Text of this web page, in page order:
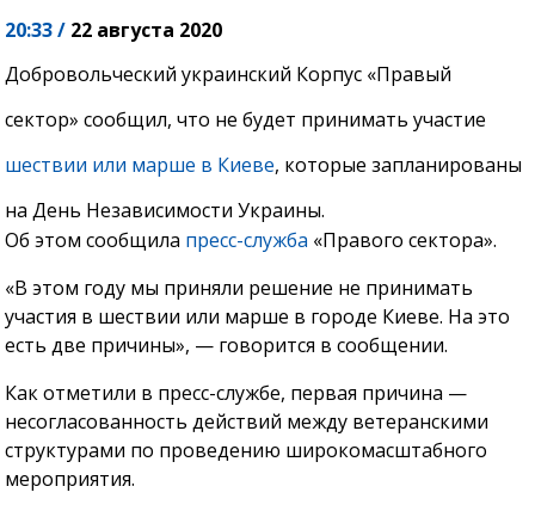
20:33 / 22 августа 2020
Добровольческий украинский Корпус «Правый
сектор» сообщил, что не будет принимать участие
шествии или марше в Киеве, которые запланированы
на День Независимости Украины.
Об этом сообщила пресс-служба «Правого сектора».
«В этом году мы приняли решение не принимать
участия в шествии или марше в городе Киеве. На это
есть две причины», — говорится в сообщении.
Как отметили в пресс-службе, первая причина —
несогласованность действий между ветеранскими
структурами по проведению широкомасштабного
мероприятия.